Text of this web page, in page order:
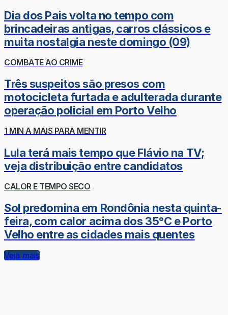
Dia dos Pais volta no tempo com
brincadeiras antigas, carros clássicos e
muita nostalgia neste domingo (09)
COMBATE AO CRIME
Três suspeitos são presos com
motocicleta furtada e adulterada durante
operação policial em Porto Velho
1 MIN A MAIS PARA MENTIR
Lula terá mais tempo que Flávio na TV;
veja distribuição entre candidatos
CALOR E TEMPO SECO
Sol predomina em Rondônia nesta quinta-
feira, com calor acima dos 35°C e Porto
Velho entre as cidades mais quentes
Veja mais